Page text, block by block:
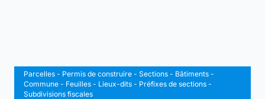
Parcelles - Permis de construire - Sections - Bâtiments -
Commune - Feuilles - Lieux-dits - Préfixes de sections -
Subdivisions fiscales